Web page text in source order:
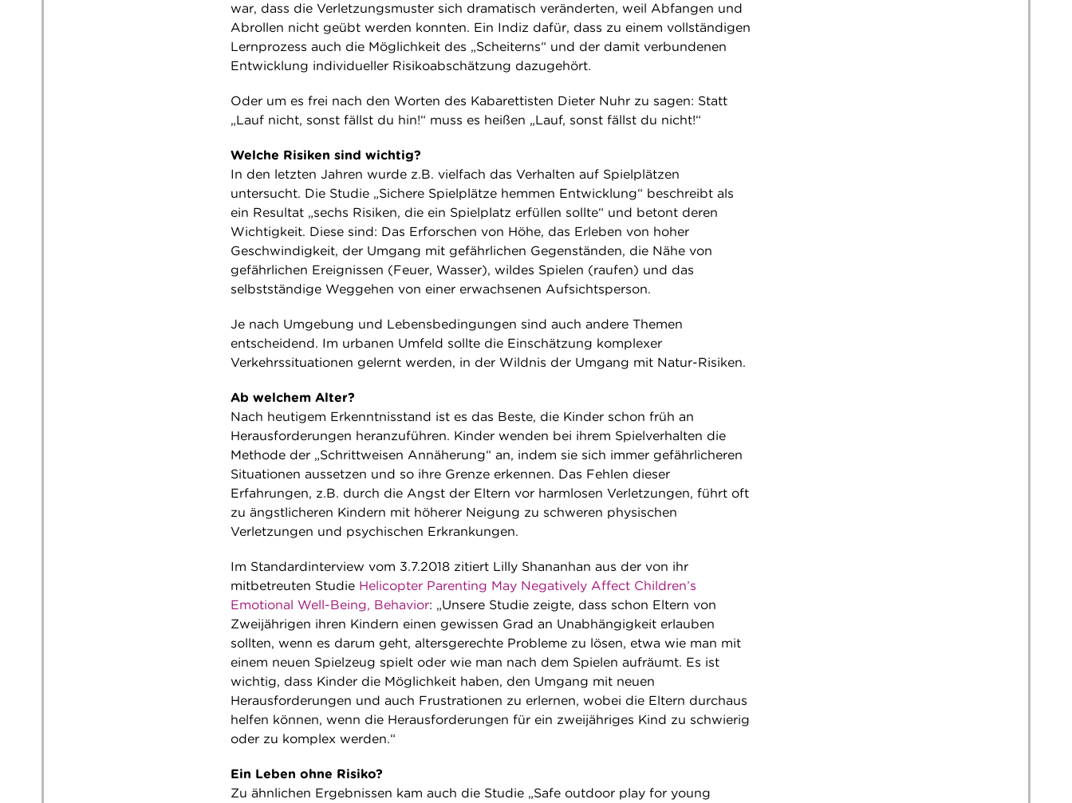
war, dass die Verletzungsmuster sich dramatisch veränderten, weil Abfangen und
Abrollen nicht geübt werden konnten. Ein Indiz dafür, dass zu einem vollständigen
Lernprozess auch die Möglichkeit des „Scheiterns“ und der damit verbundenen
Entwicklung individueller Risikoabschätzung dazugehört.
Oder um es frei nach den Worten des Kabarettisten Dieter Nuhr zu sagen: Statt
„Lauf nicht, sonst fällst du hin!“ muss es heißen „Lauf, sonst fällst du nicht!“
Welche Risiken sind wichtig?
In den letzten Jahren wurde z.B. vielfach das Verhalten auf Spielplätzen
untersucht. Die Studie „Sichere Spielplätze hemmen Entwicklung“ beschreibt als
ein Resultat „sechs Risiken, die ein Spielplatz erfüllen sollte“ und betont deren
Wichtigkeit. Diese sind: Das Erforschen von Höhe, das Erleben von hoher
Geschwindigkeit, der Umgang mit gefährlichen Gegenständen, die Nähe von
gefährlichen Ereignissen (Feuer, Wasser), wildes Spielen (raufen) und das
selbstständige Weggehen von einer erwachsenen Aufsichtsperson.
Je nach Umgebung und Lebensbedingungen sind auch andere Themen
entscheidend. Im urbanen Umfeld sollte die Einschätzung komplexer
Verkehrssituationen gelernt werden, in der Wildnis der Umgang mit Natur-Risiken.
Ab welchem Alter?
Nach heutigem Erkenntnisstand ist es das Beste, die Kinder schon früh an
Herausforderungen heranzuführen. Kinder wenden bei ihrem Spielverhalten die
Methode der „Schrittweisen Annäherung“ an, indem sie sich immer gefährlicheren
Situationen aussetzen und so ihre Grenze erkennen. Das Fehlen dieser
Erfahrungen, z.B. durch die Angst der Eltern vor harmlosen Verletzungen, führt oft
zu ängstlicheren Kindern mit höherer Neigung zu schweren physischen
Verletzungen und psychischen Erkrankungen.
Im Standardinterview vom 3.7.2018 zitiert Lilly Shananhan aus der von ihr
mitbetreuten Studie Helicopter Parenting May Negatively Affect Children’s
Emotional Well-Being, Behavior: „Unsere Studie zeigte, dass schon Eltern von
Zweijährigen ihren Kindern einen gewissen Grad an Unabhängigkeit erlauben
sollten, wenn es darum geht, altersgerechte Probleme zu lösen, etwa wie man mit
einem neuen Spielzeug spielt oder wie man nach dem Spielen aufräumt. Es ist
wichtig, dass Kinder die Möglichkeit haben, den Umgang mit neuen
Herausforderungen und auch Frustrationen zu erlernen, wobei die Eltern durchaus
helfen können, wenn die Herausforderungen für ein zweijähriges Kind zu schwierig
oder zu komplex werden.“
Ein Leben ohne Risiko?
Zu ähnlichen Ergebnissen kam auch die Studie „Safe outdoor play for young